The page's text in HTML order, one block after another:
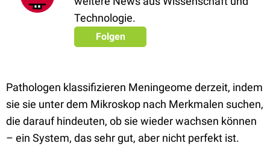
Technologie.
Folgen
Pathologen klassifizieren Meningeome derzeit, indem
sie sie unter dem Mikroskop nach Merkmalen suchen,
die darauf hindeuten, ob sie wieder wachsen können
– ein System, das sehr gut, aber nicht perfekt ist.